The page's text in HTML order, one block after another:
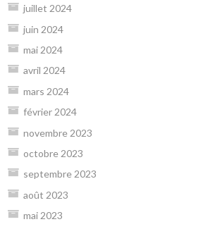
juillet 2024
juin 2024
mai 2024
avril 2024
mars 2024
février 2024
novembre 2023
octobre 2023
septembre 2023
août 2023
mai 2023